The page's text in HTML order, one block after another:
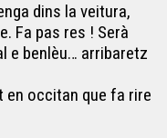
dins la veitura,
Fa pas res ! Serà
e benlèu… arribaretz
en occitan que fa rire